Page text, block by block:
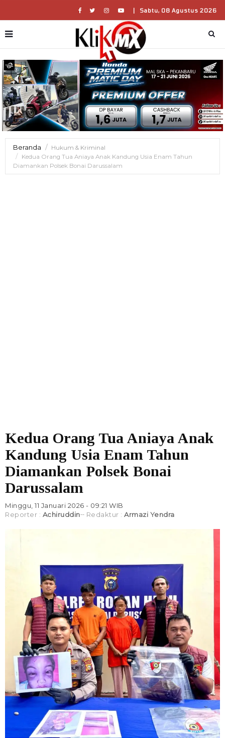
| Sabtu, 08 Agustus 2026
Beranda
Hukum & Kriminal
Kedua Orang Tua Aniaya Anak Kandung Usia Enam Tahun
Diamankan Polsek Bonai Darussalam
Kedua Orang Tua Aniaya Anak
Kandung Usia Enam Tahun
Diamankan Polsek Bonai
Darussalam
Minggu, 11 Januari 2026 - 09:21 WIB
Reporter : Achiruddin Redaktur : Armazi Yendra